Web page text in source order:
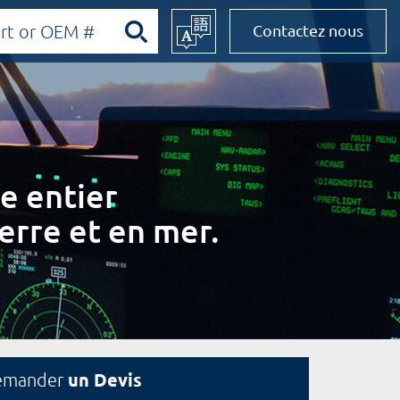
Contactez nous
entier
et en mer.
un Devis